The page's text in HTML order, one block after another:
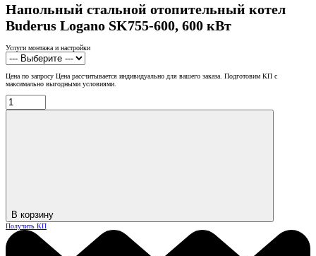
Напольный стальной отопительный котел
Buderus Logano SK755-600, 600 кВт
Услуги монтажа и настройки
Цена по запросу Цена рассчитывается индивидуально для вашего заказа. Подготовим КП с
максимально выгодными условиями.
В корзину
Получить КП